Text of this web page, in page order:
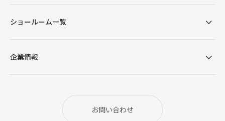
ショールーム一覧
企業情報
お問い合わせ